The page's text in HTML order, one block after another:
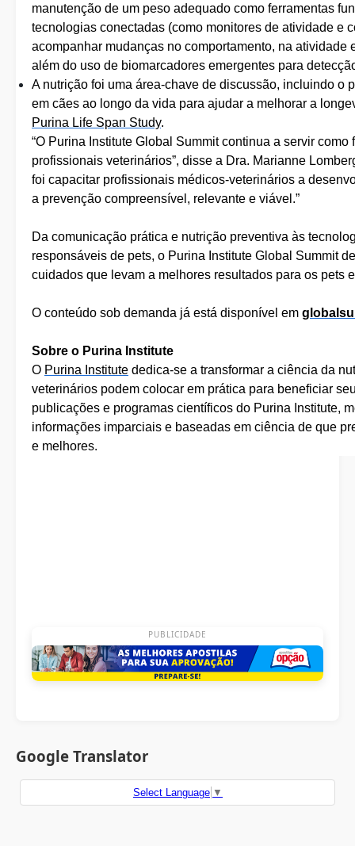
manutenção de um peso adequado como ferramentas
tecnologias conectadas (como monitores de atividade e
acompanhar mudanças no comportamento, na
além do uso de biomarcadores emergentes para
A nutrição foi uma área-chave de discussão, incluindo o
em cães ao longo da vida para ajudar a melhorar a
Purina Life Span Study.
“O Purina Institute Global Summit continua a servir
profissionais veterinários”, disse a Dra. Marianne
foi capacitar profissionais médicos-veterinários a
a prevenção compreensível, relevante e viável.”
Da comunicação prática e nutrição preventiva às
responsáveis de pets, o Purina Institute Global Summit
cuidados que levam a melhores resultados para os pets
O conteúdo sob demanda já está disponível em
Sobre o Purina Institute
O Purina Institute dedica-se a transformar a ciência da
veterinários podem colocar em prática para beneficiar
publicações e programas científicos do Purina Institute,
informações imparciais e baseadas em ciência de que
e melhores.
PUBLICIDADE
Google Translator
Select Language ▼